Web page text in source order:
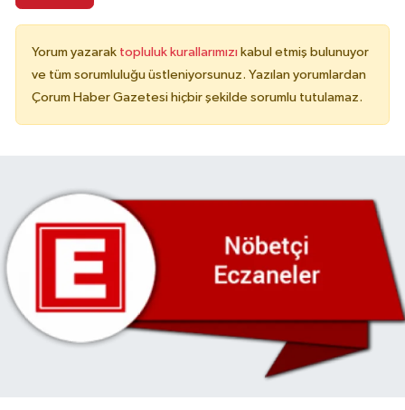
Yorum yazarak topluluk kurallarımızı kabul etmiş bulunuyor
ve tüm sorumluluğu üstleniyorsunuz. Yazılan yorumlardan
Çorum Haber Gazetesi hiçbir şekilde sorumlu tutulamaz.